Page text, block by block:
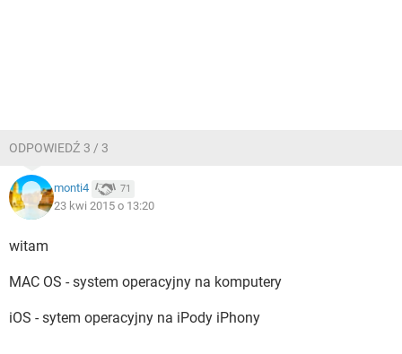
ODPOWIEDŹ 3 / 3
monti4 71
23 kwi 2015 o 13:20
witam
MAC OS - system operacyjny na komputery
iOS - sytem operacyjny na iPody iPhony